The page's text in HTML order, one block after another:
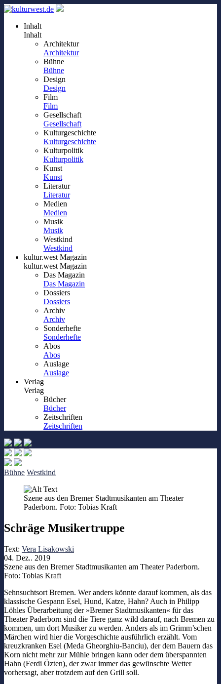
Inhalt
Inhalt
Architektur
Architektur
Bühne
Bühne
Design
Design
Film
Film
Gesellschaft
Gesellschaft
Kulturgeschichte
Kulturgeschichte
Kulturpolitik
Kulturpolitik
Kunst
Kunst
Literatur
Literatur
Medien
Medien
Musik
Musik
Westkind
Westkind
kultur.west Magazin
kultur.west Magazin
Das Magazin
Das Magazin
Dossiers
Dossiers
Archiv
Archiv
Sonderhefte
Sonderhefte
Abos
Abos
Auslage
Auslage
Verlag
Verlag
Bücher
Bücher
Zeitschriften
Zeitschriften
Bühne Westkind
Szene aus den Bremer Stadtmusikanten am Theater
Paderborn. Foto: Tobias Kraft
Schräge Musikertruppe
Text: Vera Lisakowski
04. Dez.. 2019
Szene aus den Bremer Stadtmusikanten am Theater Paderborn.
Foto: Tobias Kraft
Sehnsuchtsort Bremen. Wer anders könnte darauf kommen, als das
klassische Gespann Esel, Hund, Katze, Hahn? Auch in Philipp
Löhles Überarbeitung der »Bremer Stadtmusikanten« für das
Theater Paderborn sind die Tiere ganz wild darauf, nach Bremen zu
kommen, um dort Musiker zu werden. Anders als im Grimm’schen
Märchen wird hier die Vorgeschichte ausführlich erzählt. Vom
kreuzkranken Esel (Meda Gheorghiu-Banciu), der dem Bauern das
Korn nicht mehr zur Mühle bringen kann oder dem überspannten
Hahn (Ferdi Özten), der zwar immer das gewünschte Wetter
vorhersagt, aber trotzdem auf den Grill soll.